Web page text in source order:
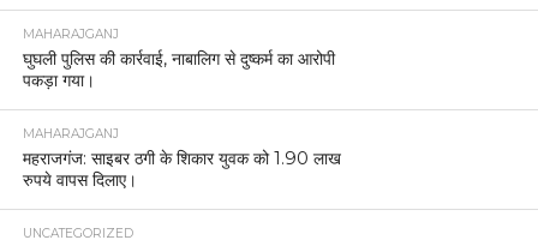
MAHARAJGANJ
घुघली पुलिस की कार्रवाई, नाबालिग से दुष्कर्म का आरोपी
पकड़ा गया।
MAHARAJGANJ
महराजगंज: साइबर ठगी के शिकार युवक को 1.90 लाख
रुपये वापस दिलाए।
UNCATEGORIZED